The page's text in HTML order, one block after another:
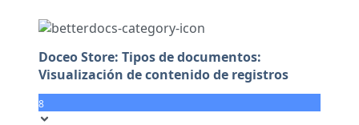
Doceo Store: Tipos de documentos:
Visualización de contenido de registros
8